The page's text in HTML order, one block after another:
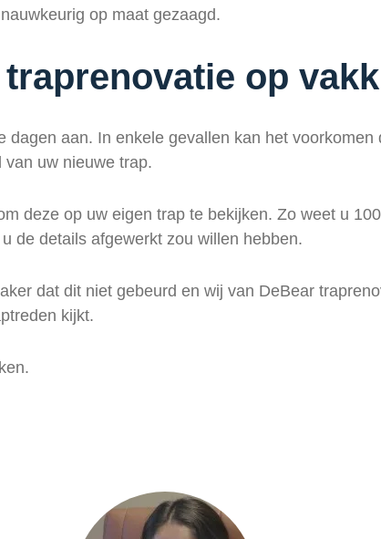
op maat gezaagd.
op
aan. In enkele gevallen kan het
uw nieuwe trap.
deze op uw eigen trap te bekijken. Zo weet u
de details afgewerkt zou willen hebben.
dat dit niet gebeurd en wij van DeBear
kijkt.